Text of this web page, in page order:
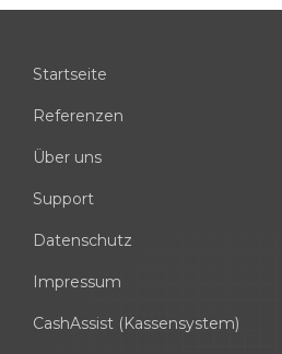
Startseite
Referenzen
Über uns
Support
Datenschutz
Impressum
CashAssist (Kassensystem)